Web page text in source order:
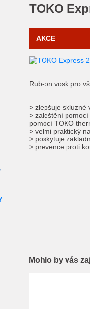
TOKO
AKCE
Rub-on vosk pro
> zlepšuje skluzné
> zaleštění
pomocí TOKO
> velmi praktický
> poskytuje
> prevence proti
Mohlo by vás